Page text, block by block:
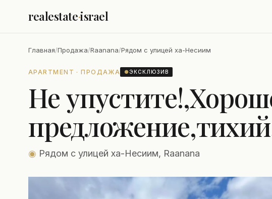
realestate·israel
Главная/Продажа/Raanana/Рядом с улицей ха-Несиим
APARTMENT · ПРОДАЖА ●ЭКСКЛЮЗИВ
Не
◉ Рядом с улицей ха-Несиим, Raanana